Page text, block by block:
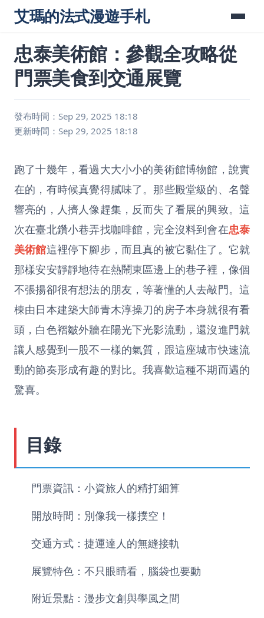
艾瑪的法式漫遊手札
忠泰美術館：參觀全攻略從
門票美食到交通展覽
發布時間：Sep 29, 2025 18:18
更新時間：Sep 29, 2025 18:18
跑了十幾年，看過大大小小的美術館博物館，說實
在的，有時候真覺得膩味了。那些殿堂級的、名聲
響亮的，人擠人像趕集，反而失了看展的興致。這
次在臺北鑽小巷弄找咖啡館，完全沒料到會在忠泰
美術館這裡停下腳步，而且真的被它黏住了。它就
那樣安安靜靜地待在熱鬧東區邊上的巷子裡，像個
不張揚卻很有想法的朋友，等著懂的人去敲門。這
棟由日本建築大師青木淳操刀的房子本身就很有看
頭，白色褶皺外牆在陽光下光影流動，還沒進門就
讓人感覺到一股不一樣的氣質，跟這座城市快速流
動的節奏形成有趣的對比。我喜歡這種不期而遇的
驚喜。
目錄
門票資訊：小資旅人的精打細算
開放時間：別像我一樣撲空！
交通方式：捷運達人的無縫接軌
展覽特色：不只眼睛看，腦袋也要動
附近景點：漫步文創與學風之間